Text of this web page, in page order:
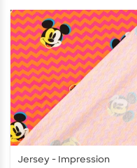
Jersey - Impression